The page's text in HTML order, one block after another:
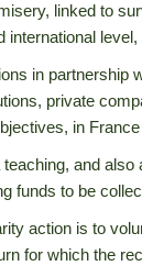
linked to
international level,
in partnership
private
in
and also
funds to be
action is to
for which the